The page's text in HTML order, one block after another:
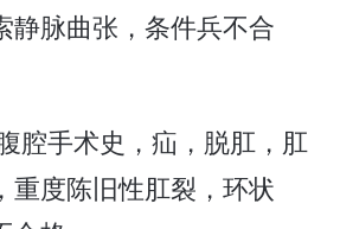
静脉曲张，条件兵不合
腔手术史，疝，脱肛，肛
重度陈旧性肛裂，环状